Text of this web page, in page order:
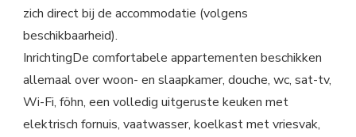
zich direct bij de accommodatie (volgens
beschikbaarheid).
InrichtingDe comfortabele appartementen beschikken
allemaal over woon- en slaapkamer, douche, wc, sat-tv,
Wi-Fi, föhn, een volledig uitgeruste keuken met
elektrisch fornuis, vaatwasser, koelkast met vriesvak,